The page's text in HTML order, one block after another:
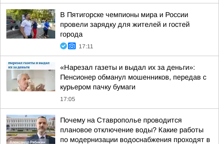
В Пятигорске чемпионы мира и России
провели зарядку для жителей и гостей
города
17:11
«Нарезал газеты и выдал их за деньги»:
Пенсионер обманул мошенников, передав с
курьером пачку бумаги
17:05
Почему на Ставрополье проводится
плановое отключение воды? Какие работы
по модернизации водоснабжения проходят в